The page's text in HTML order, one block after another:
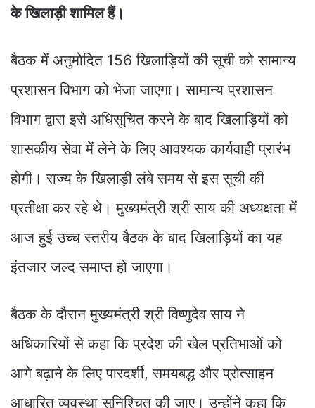
के खिलाड़ी शामिल हैं।
बैठक में अनुमोदित 156 खिलाड़ियों की सूची को सामान्य
प्रशासन विभाग को भेजा जाएगा। सामान्य प्रशासन
विभाग द्वारा इसे अधिसूचित करने के बाद खिलाड़ियों को
शासकीय सेवा में लेने के लिए आवश्यक कार्यवाही प्रारंभ
होगी। राज्य के खिलाड़ी लंबे समय से इस सूची की
प्रतीक्षा कर रहे थे। मुख्यमंत्री श्री साय की अध्यक्षता में
आज हुई उच्च स्तरीय बैठक के बाद खिलाड़ियों का यह
इंतजार जल्द समाप्त हो जाएगा।
बैठक के दौरान मुख्यमंत्री श्री विष्णुदेव साय ने
अधिकारियों से कहा कि प्रदेश की खेल प्रतिभाओं को
आगे बढ़ाने के लिए पारदर्शी, समयबद्ध और प्रोत्साहन
आधारित व्यवस्था सुनिश्चित की जाए। उन्होंने कहा कि